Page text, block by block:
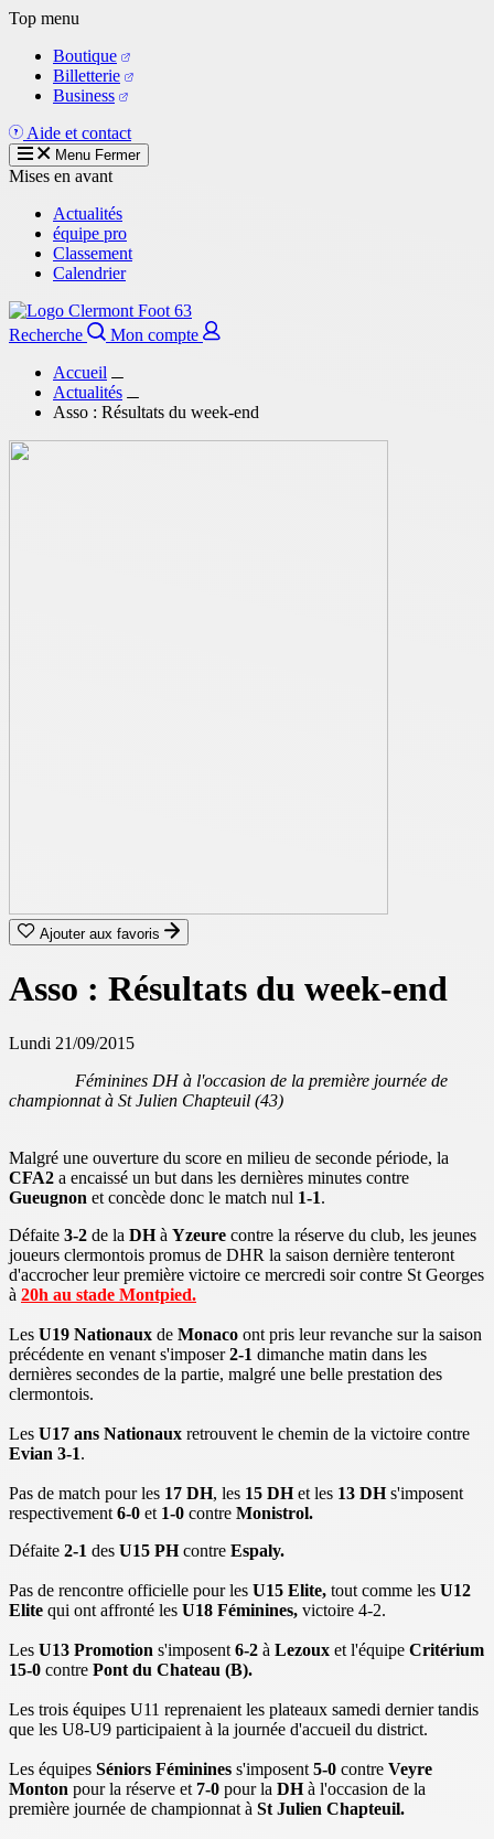
Aller
contenu
principal
Top menu
Boutique
Billetterie
Business
Aide et contact
Menu Fermer
Mises en avant
Actualités
équipe pro
Classement
Calendrier
Recherche
Mon compte
Accueil
Actualités
Asso : Résultats du week-end
Ajouter aux favoris
Asso : Résultats du week-end
Lundi 21/09/2015
Féminines DH à l'occasion de la première journée de
championnat à St Julien Chapteuil (43)
Malgré une ouverture du score en milieu de seconde période, la
CFA2 a encaissé un but dans les dernières minutes contre
Gueugnon et concède donc le match nul 1-1.
Défaite 3-2 de la DHà Yzeure contre la réserve du club, les jeunes
joueurs clermontois promus de DHR la saison dernière tenteront
d'accrocher leur première victoire ce mercredi soir contre St Georges
à 20h au stade Montpied.
Les U19 Nationaux de Monaco ont pris leur revanche sur la saison
précédente en venant s'imposer2-1 dimanche matin dans les
dernières secondes de la partie, malgré une belle prestation des
clermontois.
Les U17 ans Nationaux retrouvent le chemin de la victoire contre
Evian 3-1.
Pas de match pour les 17 DH, les 15 DHet les 13 DHs'imposent
respectivement 6-0 et 1-0 contre Monistrol.
Défaite 2-1 des U15 PHcontre Espaly.
Pas de rencontre officielle pour les U15 Elite, tout comme les U12
Elite qui ont affronté les U18 Féminines, victoire 4-2.
Les U13 Promotion s'imposent 6-2 à Lezoux et l'équipe Critérium
15-0 contre Pont du Chateau (B).
Les trois équipes U11 reprenaient les plateaux samedi dernier tandis
que les U8-U9 participaient à la journée d'accueil du district.
Les équipes Séniors Féminines s'imposent 5-0 contre Veyre
Monton pour la réserve et 7-0 pour la DHà l'occasion de la
première journée de championnat à St Julien Chapteuil.